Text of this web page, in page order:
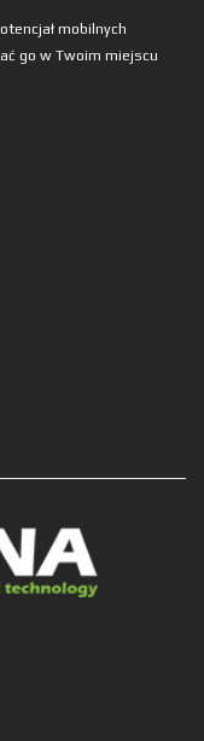
mobilnych
go w Twoim miejscu